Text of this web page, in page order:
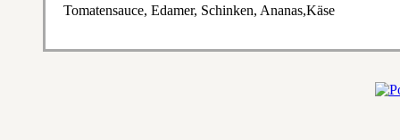
Tomatensauce, Edamer, Schinken, Ananas,Käse